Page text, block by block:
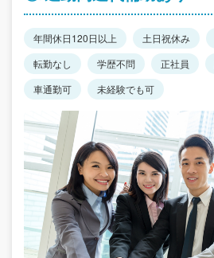
年間休日120日以上 土日祝休み
転勤なし
学歴不問 正社員
車通勤可
未経験でも可